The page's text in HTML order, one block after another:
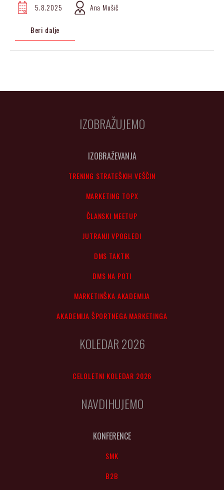
5.8.2025 Ana Mušič
Beri dalje
IZOBRAŽUJEMO
IZOBRAŽEVANJA
TRENING STRATEŠKIH VEŠČIN
MARKETING TOPX
ČLANSKI MEETUP
JUTRANJI VPOGLEDI
DMS TAKTIK
DMS NA POTI
MARKETINŠKA AKADEMIJA
AKADEMIJA ŠPORTNEGA MARKETINGA
KOLEDAR 2026
CELOLETNI KOLEDAR 2026
NAVDIHUJEMO
KONFERENCE
SMK
B2B